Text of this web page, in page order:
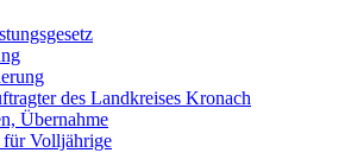
des Landkreises Kronach
Übernahme
für Volljährige